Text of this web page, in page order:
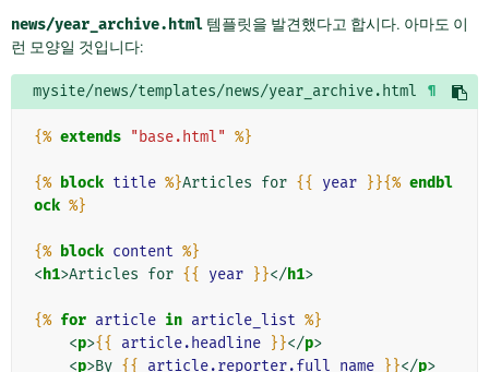
news/year_archive.html 템플릿을 발견했다고 합시다. 아마도 이
런 모양일 것입니다:
mysite/news/templates/news/year_archive.html ¶
{% extends "base.html" %}
{% block title %}Articles for {{ year }}{% endbl
ock %}
{% block content %}
<h1>Articles for {{ year }}</h1>
{% for article in article_list %}
<p>{{ article.headline }}</p>
<p>By {{ article.reporter.full_name }}</p>